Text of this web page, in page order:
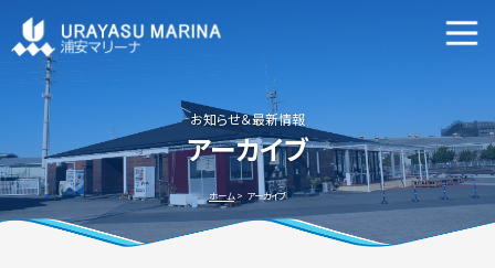
マリーナ施設案内
申込資格・艇の種類等
新艇・中古艇情報
お知らせ＆最新情報
アーカイブ
ホーム アーカイブ